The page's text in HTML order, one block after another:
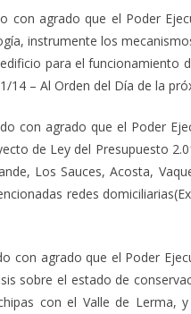
con agrado que el Poder
instrumente los
para el funcionamiento
14 – Al Orden del Día de la
con agrado que el Poder
de Ley del Presupuesto
Los Sauces, Acosta,
redes
con agrado que el Poder
sobre el estado de
con el Valle de Lerma,